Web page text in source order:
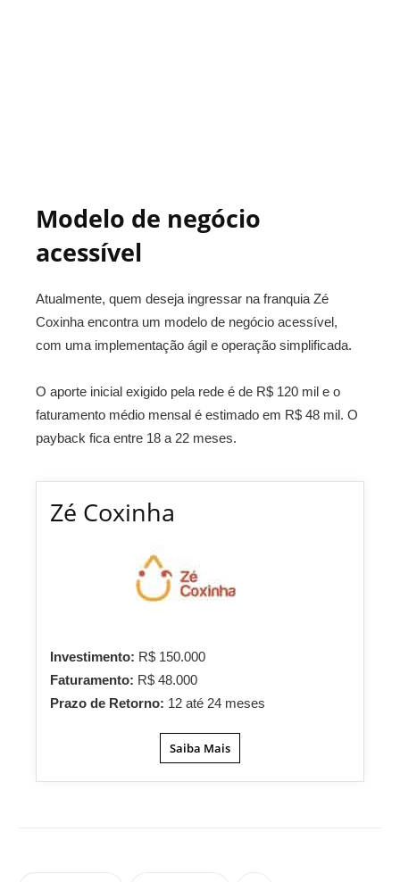
Modelo de negócio
acessível
Atualmente, quem deseja ingressar na franquia Zé
Coxinha encontra um modelo de negócio acessível,
com uma implementação ágil e operação simplificada.
O aporte inicial exigido pela rede é de R$ 120 mil e o
faturamento médio mensal é estimado em R$ 48 mil. O
payback fica entre 18 a 22 meses.
Zé Coxinha
Investimento: R$ 150.000
Faturamento: R$ 48.000
Prazo de Retorno: 12 até 24 meses
Saiba Mais